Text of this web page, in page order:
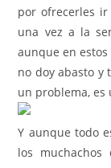
por ofrecerles
una vez a la
aunque en
no doy abasto y
un problema, es
Y aunque todo
los